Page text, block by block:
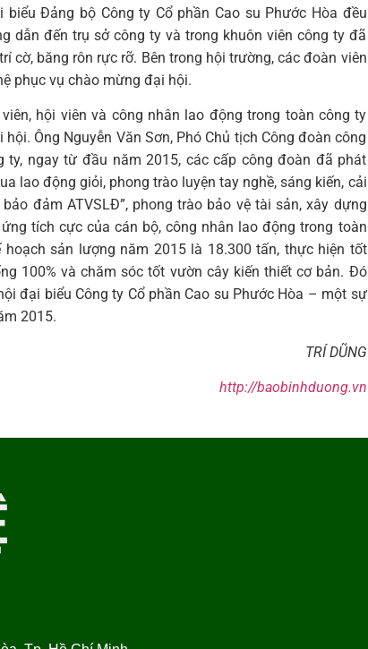
Đảng bộ Công ty Cổ phần Cao su Phước Hòa đều
dẫn đến trụ sở công ty và trong khuôn viên công ty đã
cờ, băng rôn rực rỡ. Bên trong hội trường, các đoàn viên
phục vụ chào mừng đại hội.
hội viên và công nhân lao động trong toàn công ty
Ông Nguyễn Văn Sơn, Phó Chủ tịch Công đoàn công
ngay từ đầu năm 2015, các cấp công đoàn đã phát
lao động giỏi, phong trào luyện tay nghề, sáng kiến, cải
đảm ATVSLĐ”, phong trào bảo vệ tài sản, xây dựng
tích cực của cán bộ, công nhân lao động trong toàn
sản lượng năm 2015 là 18.300 tấn, thực hiện tốt
100% và chăm sóc tốt vườn cây kiến thiết cơ bản. Đó
đại biểu Công ty Cổ phần Cao su Phước Hòa – một sự
2015.
TRÍ DŨNG
http://baobinhduong.vn